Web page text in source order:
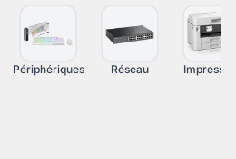
Périphériques Réseau